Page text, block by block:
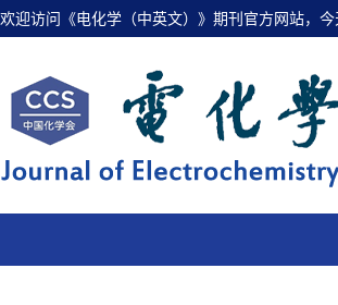
欢迎访问《电化学（中英文）》期刊官方网站，今